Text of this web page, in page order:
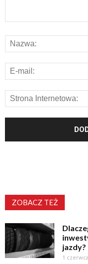
ZOBACZ TEŻ
jazdy?
1